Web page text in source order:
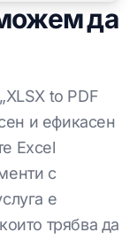
можем да
to PDF
и ефикасен
Excel
с
е
трябва да